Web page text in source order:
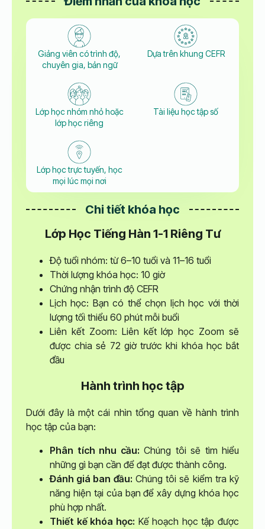
Giảng viên có trình độ,
chuyên gia, bản ngữ
Dựa trên khung CEFR
Lớp học nhóm nhỏ hoặc
lớp học riêng
Tài liệu học tập số
Lớp học trực tuyến, học
mọi lúc mọi nơi
Chi tiết khóa học
Lớp Học Tiếng Hàn 1-1 Riêng Tư
Độ tuổi nhóm: từ 6–10 tuổi và 11–16 tuổi
Thời lượng khóa học: 10 giờ
Chứng nhận trình độ CEFR
Lịch học: Bạn có thể chọn lịch học với thời
lượng tối thiểu 60 phút mỗi buổi
Liên kết Zoom: Liên kết lớp học Zoom sẽ
được chia sẻ 72 giờ trước khi khóa học bắt
đầu
Hành trình học tập
Dưới đây là một cái nhìn tổng quan về hành trình
học tập của bạn:
Phân tích nhu cầu: Chúng tôi sẽ tìm hiểu
những gì bạn cần để đạt được thành công.
Đánh giá ban đầu: Chúng tôi sẽ kiểm tra kỹ
năng hiện tại của bạn để xây dựng khóa học
phù hợp nhất.
Thiết kế khóa học: Kế hoạch học tập được